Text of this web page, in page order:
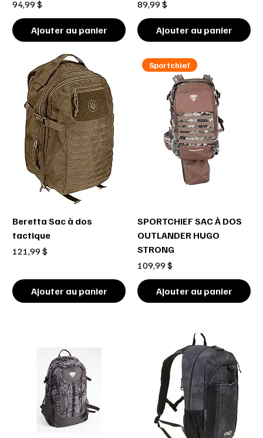
Prix
94,99 $
Ajouter au panier
Prix
89,99 $
Ajouter au panier
Beretta Sac à dos
tactique
Prix
121,99 $
Ajouter au panier
Sportchief
SPORTCHIEF SAC À DOS
OUTLANDER HUGO
STRONG
Prix
109,99 $
Ajouter au panier